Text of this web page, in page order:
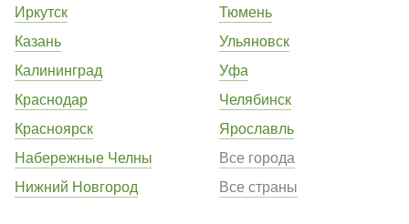
Иркутск
Казань
Калининград
Краснодар
Красноярск
Набережные Челны
Нижний Новгород
Тюмень
Ульяновск
Уфа
Челябинск
Ярославль
Все города
Все страны